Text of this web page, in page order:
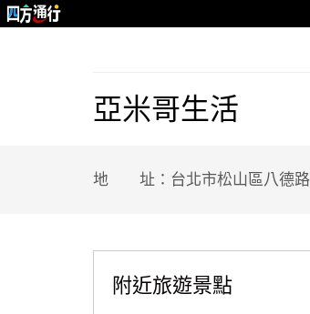
亞米哥生活
地 址：台北市松山區八德路
附近旅遊景點